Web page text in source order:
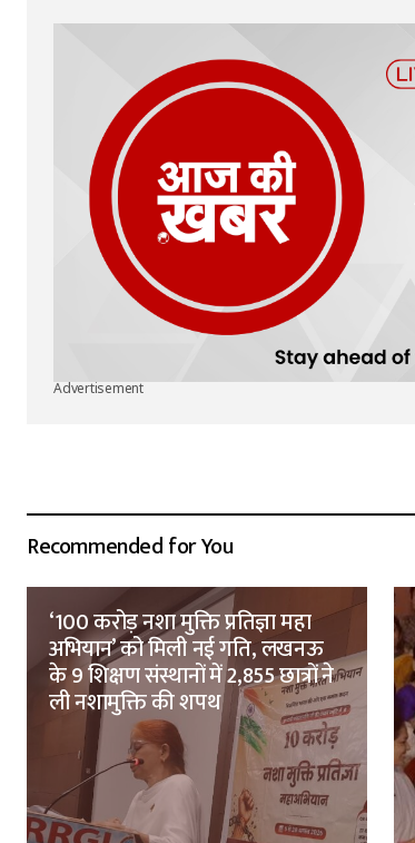
Advertisement
Recommended for You
‘100 करोड़ नशा मुक्ति प्रतिज्ञा महा
अभियान’ को मिली नई गति, लखनऊ
के 9 शिक्षण संस्थानों में 2,855 छात्रों ने
ली नशामुक्ति की शपथ